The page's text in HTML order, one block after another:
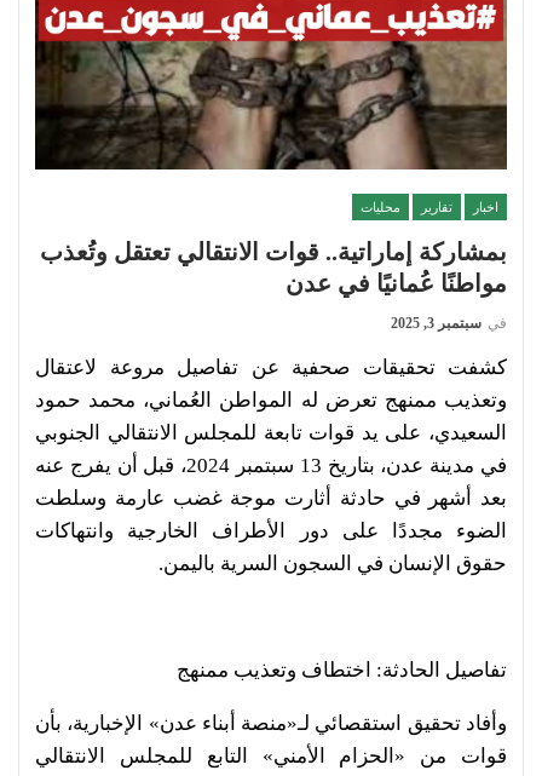
اخبار تقارير محليات
بمشاركة إماراتية.. قوات الانتقالي تعتقل وتُعذب
مواطنًا عُمانيًا في عدن
في سبتمبر 3, 2025
كشفت تحقيقات صحفية عن تفاصيل مروعة لاعتقال
وتعذيب ممنهج تعرض له المواطن العُماني، محمد حمود
السعيدي، على يد قوات تابعة للمجلس الانتقالي الجنوبي
في مدينة عدن، بتاريخ 13 سبتمبر 2024، قبل أن يفرج عنه
بعد أشهر في حادثة أثارت موجة غضب عارمة وسلطت
الضوء مجددًا على دور الأطراف الخارجية وانتهاكات
حقوق الإنسان في السجون السرية باليمن.
تفاصيل الحادثة: اختطاف وتعذيب ممنهج
وأفاد تحقيق استقصائي لـ«منصة أبناء عدن» الإخبارية، بأن
قوات من «الحزام الأمني» التابع للمجلس الانتقالي